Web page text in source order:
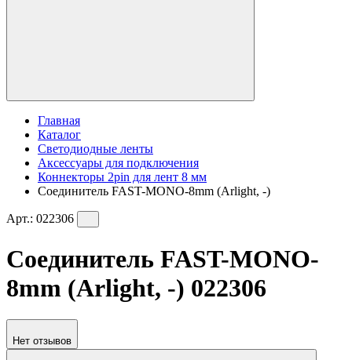
Главная
Каталог
Светодиодные ленты
Аксессуары для подключения
Коннекторы 2pin для лент 8 мм
Соединитель FAST-MONO-8mm (Arlight, -)
Арт.: 022306
Соединитель FAST-MONO-
8mm (Arlight, -) 022306
Нет отзывов